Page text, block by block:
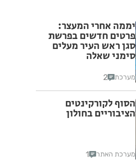
יממה אחרי המעצר:
פרטים חדשים בפרשת
סגן ראש העיר מעלים
סימני שאלה
מערכת 2
הסוף לקורקינטים
הציבוריים בחולון
מערכת האתר 1